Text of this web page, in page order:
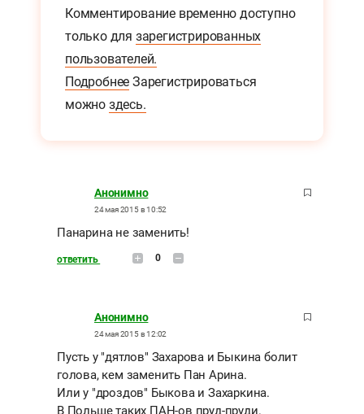
Комментирование временно доступно
только для зарегистрированных
пользователей.
Подробнее Зарегистрироваться
можно здесь.
Анонимно
24 мая 2015 в 10:52
Панарина не заменить!
ответить 0
Анонимно
24 мая 2015 в 12:02
Пусть у "дятлов" Захарова и Быкина болит
голова, кем заменить Пан Арина.
Или у "дроздов" Быкова и Захаркина.
В Польше таких ПАН-ов пруд-пруди.